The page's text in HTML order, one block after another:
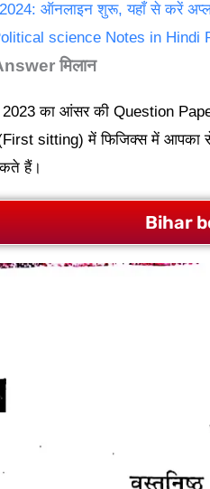
ऑनलाइन शुरू, यहाँ से करें
science Notes in Hindi
मिलान
2023 का आंसर की Question
sitting) में फिजिक्स में आपका
हैं।
Bihar